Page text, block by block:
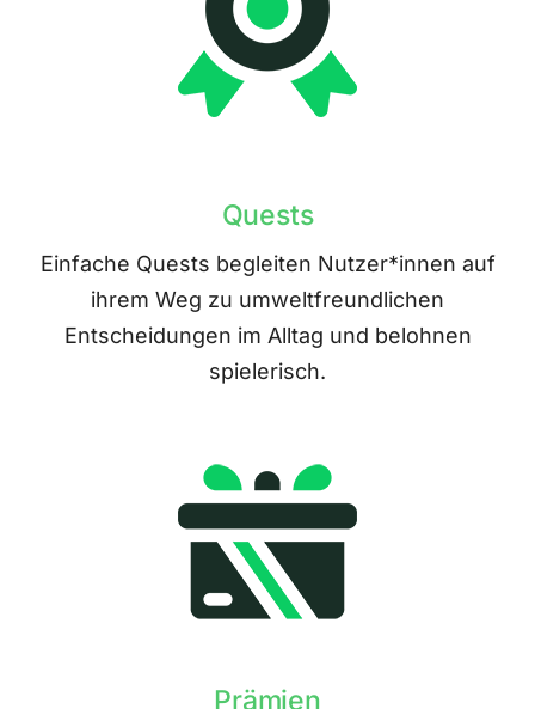
Quests
Einfache Quests begleiten Nutzer*innen auf
ihrem Weg zu umweltfreundlichen
Entscheidungen im Alltag und belohnen
spielerisch.
Prämien